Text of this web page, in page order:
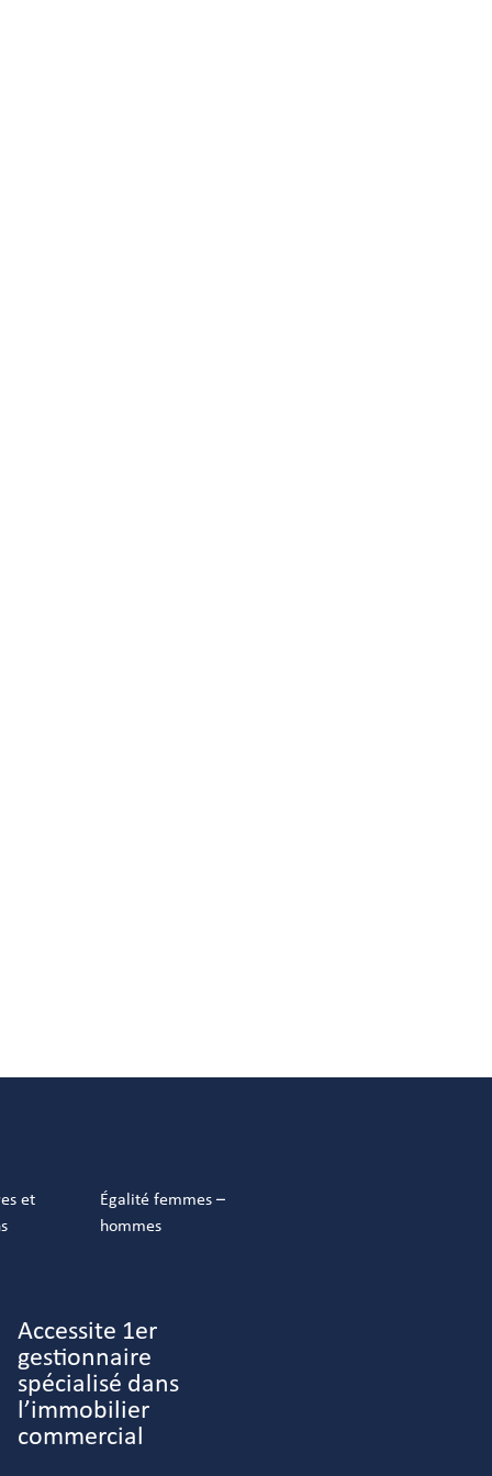
et
Égalité femmes –
hommes
Accessite 1er
gestionnaire
spécialisé dans
l’immobilier
commercial